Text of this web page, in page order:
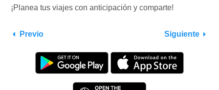
¡Planea tus viajes con anticipación y comparte!
Previo Siguiente